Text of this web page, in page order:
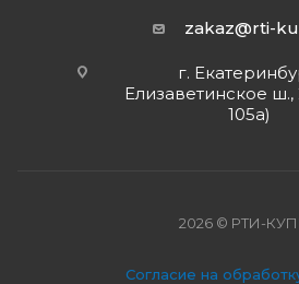
zakaz@rti-
г.
Елизаветинское
105а)
2026 © РТИ-
Согласие на